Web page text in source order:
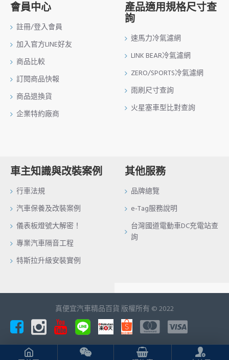
會員中心
註冊/登入會員
加入官方LINE好友
商品比較
訂閱商品快報
商品退換貨
企業特約廠商
產品適用規格尺寸查
詢
速馬力冷氣濾網
LINK BEAR冷氣濾網
ZERO/SPORTS冷氣濾網
雨刷尺寸查詢
火星塞車型比對查詢
車主知識與改裝案例
行車法規
汽車保養及改裝案例
儀表板燈號大解密！
專業汽車隔音工程
特斯拉升級安裝實例
其他服務
品牌總覽
e-Tag服務說明
台灣國道電動車DC充電站查
詢
真便宜汽車精品百貨 版權所有 © 2022